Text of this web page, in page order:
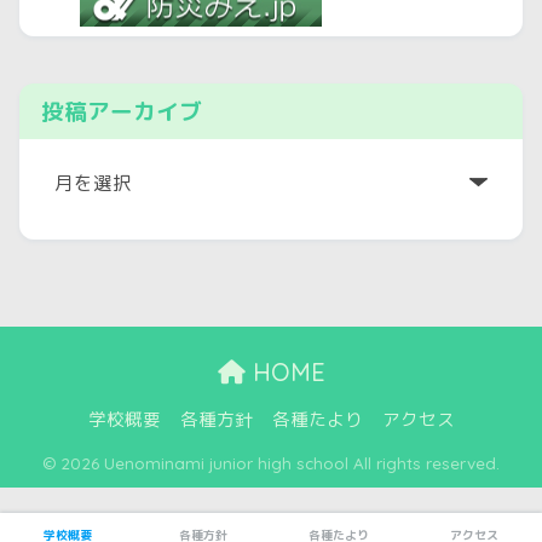
投稿アーカイブ
ア
カ
HOME
学校概要 各種方針 各種たより アクセス
© 2026 Uenominami junior high school All rights reserved.
学校概要 各種方針 各種たより アクセス